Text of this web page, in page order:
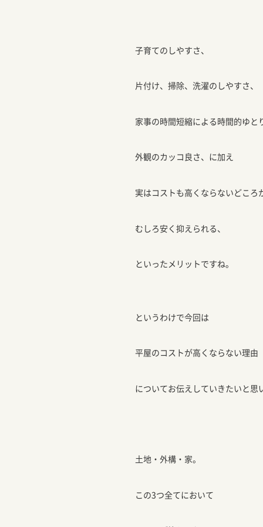
子育てのしやすさ、
片付け、掃除、洗濯のしやすさ、
家事の時間短縮による時間的ゆと
外観のカッコ良さ、に加え
実はコストも高くならないどころ
むしろ安く抑えられる、
といったメリットですね。
というわけで今回は
平屋のコストが高くならない理由
についてお伝えしていきたいと思
土地・外構・家。
この3つ全てにおいて